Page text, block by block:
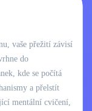
vaše přežití závisí
do
kde se počítá
a přelstít
mentální cvičení,